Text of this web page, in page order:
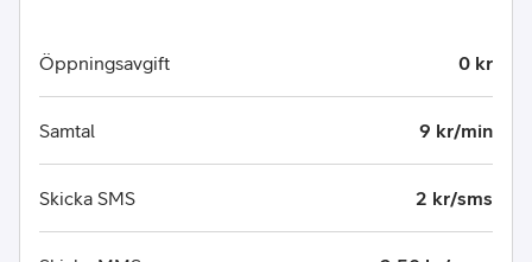
Öppningsavgift 0 kr
Samtal 9 kr/min
Skicka SMS 2 kr/sms